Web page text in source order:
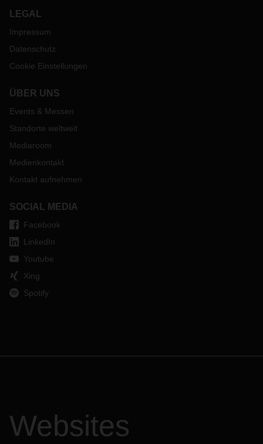
LEGAL
Impressum
Datenschutz
Cookie Einstellungen
ÜBER UNS
Events & Messen
Standorte weltweit
Mediaroom
Medienkontakt
Kontakt aufnehmen
SOCIAL MEDIA
Facebook
LinkedIn
Youtube
Xing
Spotify
Websites